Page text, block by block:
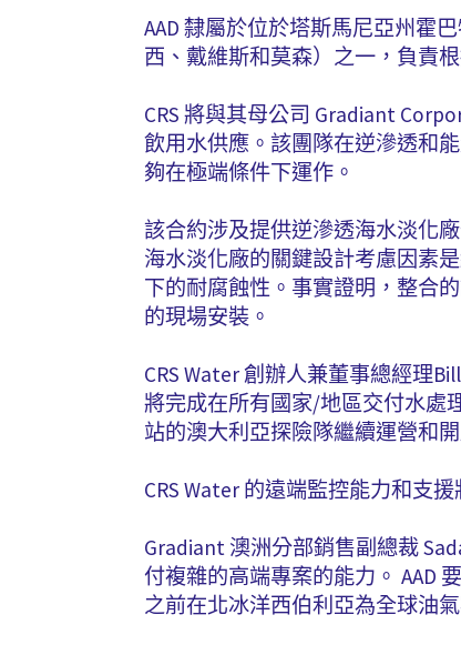
AAD 隸屬於位於塔斯馬尼亞州霍
西、戴維斯和莫森）之一，負責
CRS 將與其母公司 Gradiant
飲用水供應。該團隊在逆滲透和
夠在極端條件下運作。
該合約涉及提供逆滲透海水淡化
海水淡化廠的關鍵設計考慮因素
下的耐腐蝕性。事實證明，整合
的現場安裝。
CRS Water 創辦人兼董事總經理
將完成在所有國家/地區交付水處
站的澳大利亞探險隊繼續運營和
CRS Water 的遠端監控能力和支
Gradiant 澳洲分部銷售副總裁
付複雜的高端專案的能力。 AAD
之前在北冰洋西伯利亞為全球油